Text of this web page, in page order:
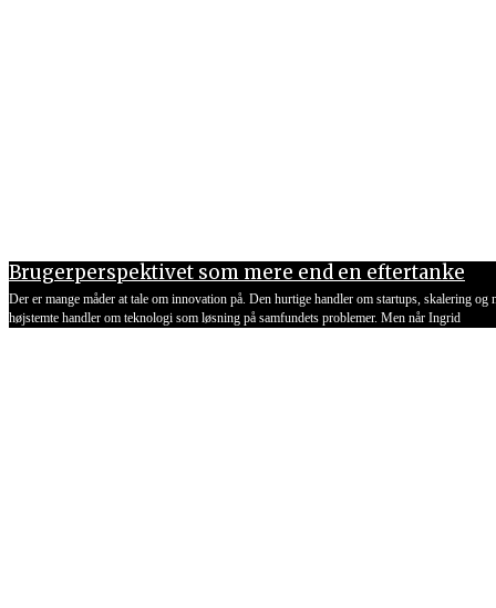
Brugerperspektivet som mere end en eftertanke
Der er mange måder at tale om innovation på. Den hurtige handler om startups, skalering og
højstemte handler om teknologi som løsning på samfundets problemer. Men når Ingrid